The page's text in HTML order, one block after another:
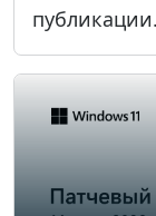
публикации.